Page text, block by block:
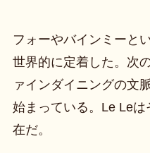
フォーやバインミーと
世界的に定着した。次
ァインダイニングの文
始まっている。Le Le
在だ。